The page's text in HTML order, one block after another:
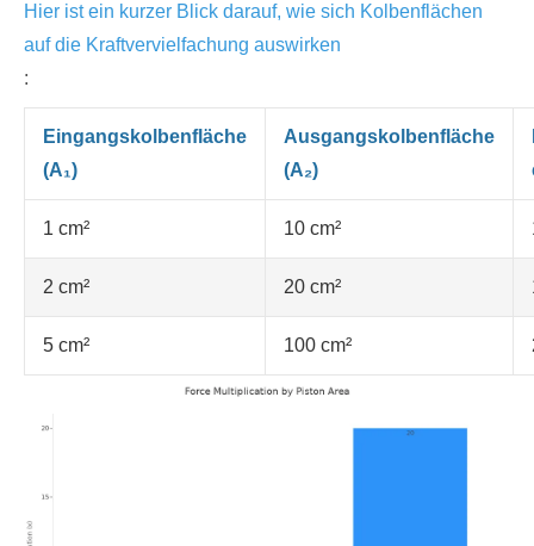
Hier ist ein kurzer Blick darauf, wie sich Kolbenflächen
auf die Kraftvervielfachung auswirken
:
Eingangskolbenfläche
(A₁)
Ausgangskolbenfläche
(A₂)
1 cm² 10 cm²
2 cm² 20 cm²
5 cm² 100 cm²